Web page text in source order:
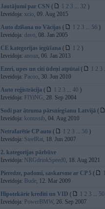
Jautājumi par CSN ( 1 2 3 ... 32 )
Izveidoja: xcio, 09. Aug 2015
Auto dzīšana no Vācijas ( 1 2 3 ... 56 )
Izveidoja: davo, 08. Jan 2005
CE kategorijas iegūšana ( 1 2 )
Izveidoja: anoun, 06. Jan 2013
Ezeri, upes un citi ūdeņi atpūtai ( 1 2 3
Izveidoja: Pacoo, 30. Jun 2010
Auto reģistrācija ( 1 2 3 ... 40 )
Izveidoja: FlYiNG, 28. Sep 2004
Sodi par ātruma pārsniegšanu Latvijā (
Izveidoja: konussib, 04. Aug 2010
Netrafarētie CP auto ( 1 2 3 ... 56 )
Izveidoja: SteelRat, 18. Jun 2007
2. kategorijas pārbūve
Izveidoja: NRGdrinkSpeed0, 18. Aug 2021
Pieredze, padomi, saskarsme ar CP 5 (
Izveidoja: Bude, 12. Mar 2009
Hipotekārie krediti un VID ( 1 2 3 ... 50
Izveidoja: PowerBMW, 26. Sep 2007